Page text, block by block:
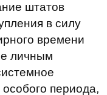
штатов
в силу
времени
личным
периода,